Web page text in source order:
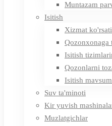
Muntazam
Isitish
Xizmat
Qozonxonaga
Isitish
Qozonlarni
Isitish
Suv ta'minoti
Kir yuvish
Muzlatgichlar